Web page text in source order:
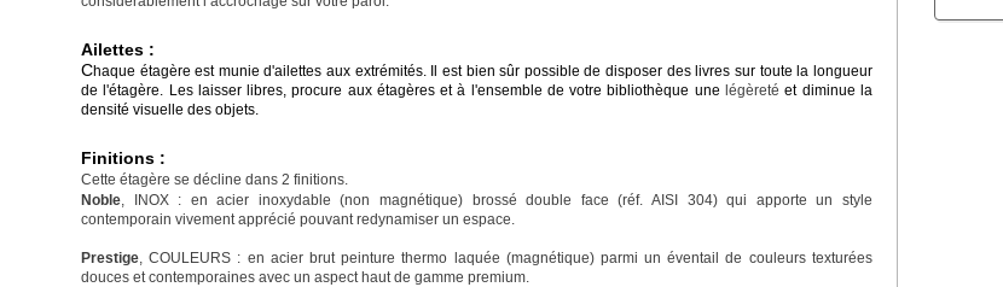
Ailettes :
Chaque étagère est munie d'ailettes aux extrémités. Il est bien sûr possible de disposer des livres sur toute la longueur
de l'étagère. Les laisser libres, procure aux étagères et à l'ensemble de votre bibliothèque une légèreté et diminue la
densité visuelle des objets.
Finitions :
Cette étagère se décline dans 2 finitions.
Noble, INOX : en acier inoxydable (non magnétique) brossé double face (réf. AISI 304) qui apporte un style
contemporain vivement apprécié pouvant redynamiser un espace.
Prestige, COULEURS : en acier brut peinture thermo laquée (magnétique) parmi un éventail de couleurs texturées
douces et contemporaines avec un aspect haut de gamme premium.